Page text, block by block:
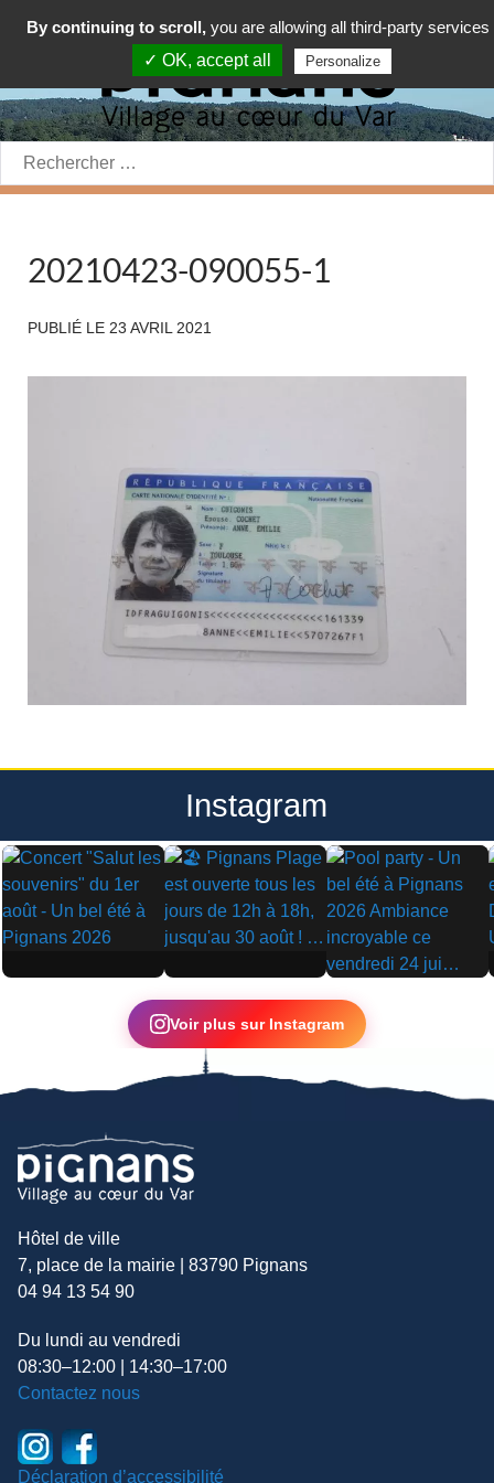
Rechercher:
20210423-090055-1
PUBLIÉ LE 23 AVRIL 2021
Instagram
▶ ▶
▶
Voir plus sur Instagram
Hôtel de ville
7, place de la mairie | 83790 Pignans
04 94 13 54 90
Du lundi au vendredi
08:30–12:00 | 14:30–17:00
Contactez nous
Déclaration d’accessibilité
By continuing to scroll, you are allowing all third-party services
✓ OK, accept all
Personalize